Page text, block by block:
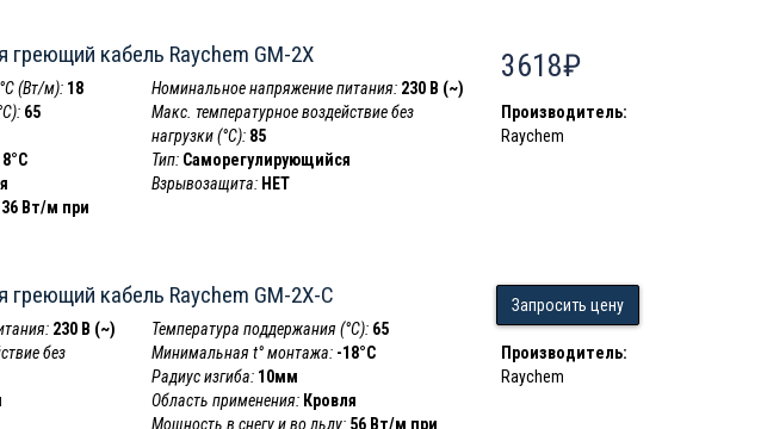
кабель Raychem GM-2X
(Вт/м): 18 Номинальное напряжение питания: 230 В (~)
65
Макс. температурное воздействие без
нагрузки (°С): 85
Тип: Саморегулирующийся
Взрывозащита: НЕТ
36 Вт/м при
3618₽
Производитель:
Raychem
кабель Raychem GM-2X-C
230 В (~) Температура поддержания (°С): 65
без
Минимальная t° монтажа: -18°C
Радиус изгиба: 10мм
Область применения: Кровля
Мощность в снегу и во льду: 56 Вт/м при
Запросить цену
Производитель:
Raychem